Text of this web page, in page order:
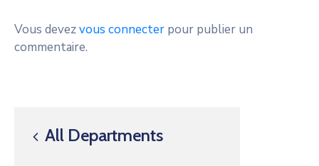
All Departments
Vous devezvous connecter pour publier un
commentaire.